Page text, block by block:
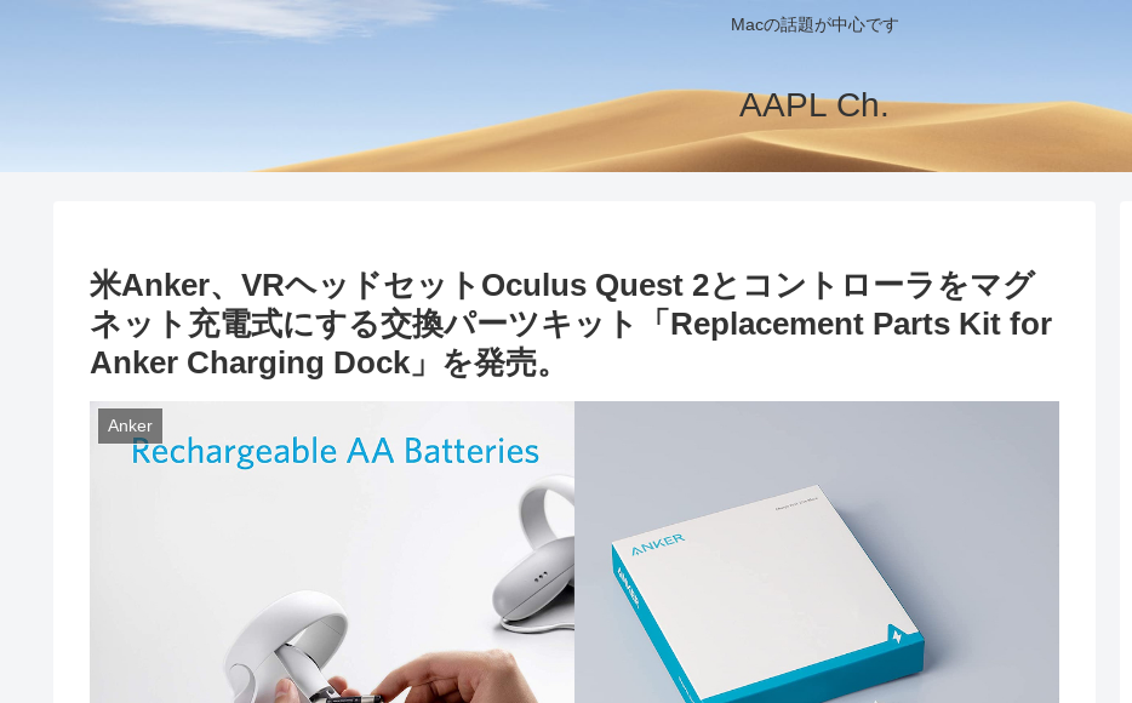
Macの話題が中心です
AAPL Ch.
米Anker、VRヘッドセットOculus Quest 2とコントローラをマグ
ネット充電式にする交換パーツキット「Replacement Parts Kit for
Anker Charging Dock」を発売。
Anker